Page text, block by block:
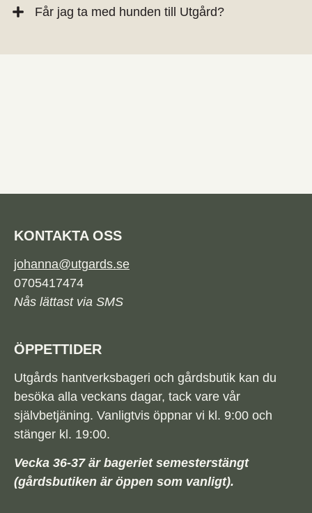
Får jag ta med hunden till Utgård?
KONTAKTA OSS
johanna@utgards.se
0705417474
Nås lättast via SMS
ÖPPETTIDER
Utgårds hantverksbageri och gårdsbutik kan du
besöka alla veckans dagar, tack vare vår
självbetjäning. Vanligtvis öppnar vi kl. 9:00 och
stänger kl. 19:00.
Vecka 36-37 är bageriet semesterstängt
(gårdsbutiken är öppen som vanligt).